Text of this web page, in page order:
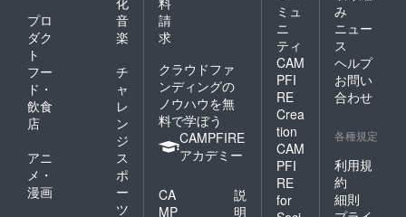
升漬に
「くま
笹」濃
縮エキ
スを入
れて、
まろや
味しく
なりま
した。
・あっ
たかご
飯にの
プロ
ダク
ト
音
楽
フー
ド・
飲食
店
チ
ャ
レ
ン
ジ
アニ
メ・
漫画
ス
ポ
ー
ツ
請
求
クラウドファ
ンディングの
ノウハウを無
料で学ぼう
CAMPFIRE
アカデミー
CA
MP
説
明
ミュ
ニ
ティ
CAM
PFI
RE
Crea
tion
CAM
PFI
RE
for
み
ニュー
ス
ヘルプ
お問い
合わせ
各種規定
利用規
約
細則